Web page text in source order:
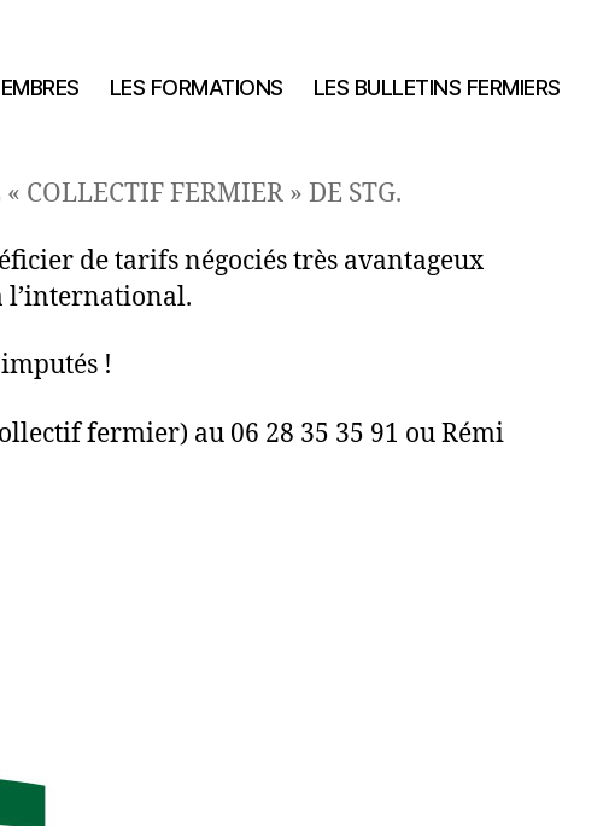
LES FORMATIONS LES BULLETINS FERMIERS
COLLECTIF FERMIER » DE STG.
de tarifs négociés très avantageux
l’international.
!
fermier) au 06 28 35 35 91 ou Rémi